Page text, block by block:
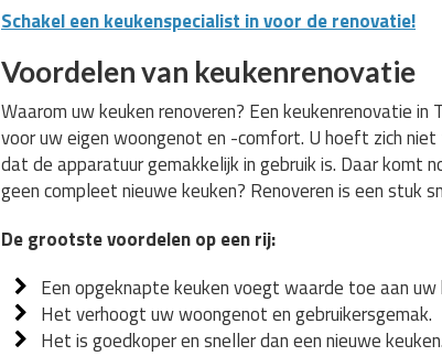
Schakel een keukenspecialist in voor de renovatie!
Voordelen van keukenrenovatie
Waarom uw keuken renoveren? Een keukenrenovatie
voor uw eigen woongenot en -comfort. U hoeft zich
dat de apparatuur gemakkelijk in gebruik is. Daar komt
geen compleet nieuwe keuken? Renoveren is een stuk
De grootste voordelen op een rij:
Een opgeknapte keuken voegt waarde toe aan uw
Het verhoogt uw woongenot en gebruikersgemak.
Het is goedkoper en sneller dan een nieuwe keuken.